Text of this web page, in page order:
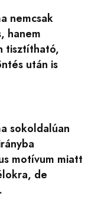
nemcsak
hanem
tisztítható,
után is
sokoldalúan
motívum miatt
de